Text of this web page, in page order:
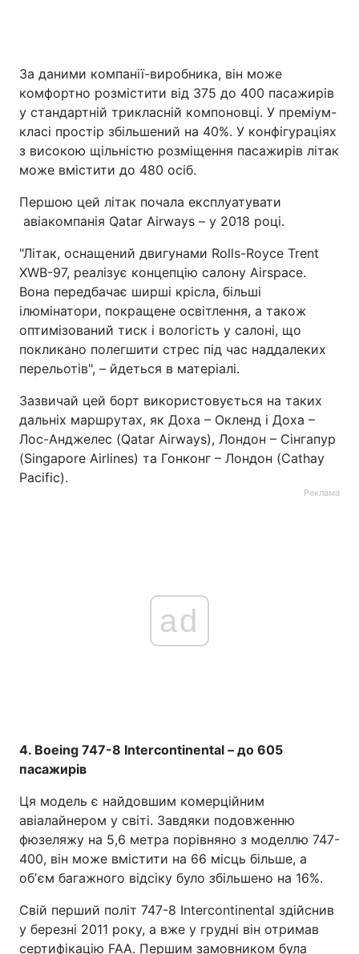
За даними компанії-виробника, він може
комфортно розмістити від 375 до 400 пасажирів
у стандартній трикласній компоновці. У преміум-
класі простір збільшений на 40%. У конфігураціях
з високою щільністю розміщення пасажирів літак
може вмістити до 480 осіб.
Першою цей літак почала експлуатувати
авіакомпанія Qatar Airways – у 2018 році.
"Літак, оснащений двигунами Rolls-Royce Trent
XWB-97, реалізує концепцію салону Airspace.
Вона передбачає ширші крісла, більші
ілюмінатори, покращене освітлення, а також
оптимізований тиск і вологість у салоні, що
покликано полегшити стрес під час наддалеких
перельотів", – йдеться в матеріалі.
Зазвичай цей борт використовується на таких
дальніх маршрутах, як Доха – Окленд і Доха –
Лос-Анджелес (Qatar Airways), Лондон – Сінгапур
(Singapore Airlines) та Гонконг – Лондон (Cathay
Pacific).
Реклама
ad
4. Boeing 747-8 Intercontinental – до 605
пасажирів
Ця модель є найдовшим комерційним
авіалайнером у світі. Завдяки подовженню
фюзеляжу на 5,6 метра порівняно з моделлю 747-
400, він може вмістити на 66 місць більше, а
обʼєм багажного відсіку було збільшено на 16%.
Свій перший політ 747-8 Intercontinental здійснив
у березні 2011 року, а вже у грудні він отримав
сертифікацію FAA. Першим замовником була